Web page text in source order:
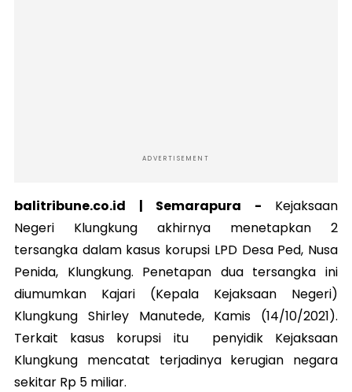
ADVERTISEMENT
balitribune.co.id | Semarapura - Kejaksaan
Negeri Klungkung akhirnya menetapkan 2
tersangka dalam kasus korupsi LPD Desa Ped, Nusa
Penida, Klungkung. Penetapan dua tersangka ini
diumumkan Kajari (Kepala Kejaksaan Negeri)
Klungkung Shirley Manutede, Kamis (14/10/2021).
Terkait kasus korupsi itu penyidik Kejaksaan
Klungkung mencatat terjadinya kerugian negara
sekitar Rp 5 miliar.